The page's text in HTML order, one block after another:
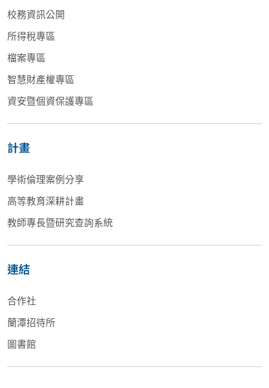
校務資訊公開
所得稅專區
檔案專區
智慧財產權專區
資安暨個資保護專區
計畫
學術倫理案例分享
高等教育深耕計畫
教師專長暨研究查詢系統
連結
合作社
蘭潭招待所
圖書館